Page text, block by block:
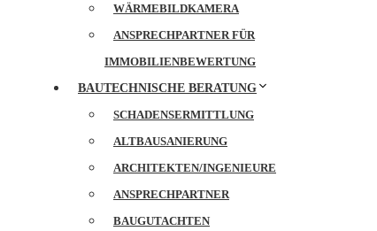
WÄRMEBILDKAMERA
ANSPRECHPARTNER FÜR
IMMOBILIENBEWERTUNG
BAUTECHNISCHE BERATUNG
SCHADENSERMITTLUNG
ALTBAUSANIERUNG
ARCHITEKTEN/INGENIEURE
ANSPRECHPARTNER
BAUGUTACHTEN